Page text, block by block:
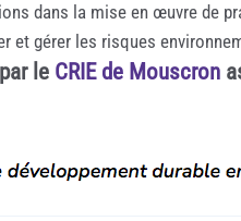
dans la mise en œuvre de
et gérer les risques
le CRIE de Mouscron